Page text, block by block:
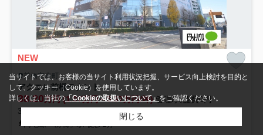
NEW
前橋市表町
アクエル前橋テナント
38.20万円 (1.07万円～5.97万円/坪)管理/共益費0円
33.32坪～35.58坪 (110.18㎡～117.65㎡) /築39年 /7階建
当サイトでは、お客様の当サイト利用状況把握、サービス向上検討を目的と
して、クッキー（Cookie）を使用しています。
詳しくは、当社の「Cookieの取扱いについて」をご確認ください。
閉じる